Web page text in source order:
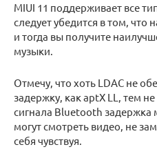
MIUI 11 поддерживает все
следует убедится в том,
и тогда вы получите
музыки.
Отмечу, что хоть LDAC не
задержку, как aptX LL, тем
сигнала Bluetooth
могут смотреть видео, не
себя чувствуя.